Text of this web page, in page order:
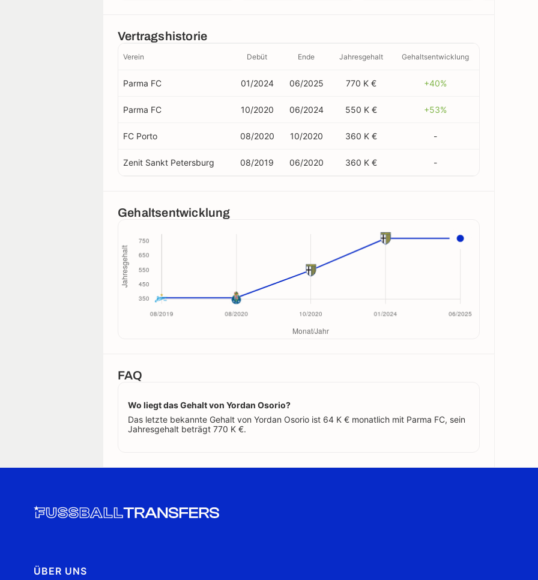
Vertragshistorie
Verein Debüt Ende Jahresgehalt Gehaltsentwicklung
Parma FC 01/2024 06/2025 770 K € +40%
Parma FC 10/2020 06/2024 550 K € +53%
FC Porto 08/2020 10/2020 360 K € -
Zenit Sankt Petersburg 08/2019 06/2020 360 K € -
Gehaltsentwicklung
FAQ
Wo liegt das Gehalt von Yordan Osorio?
Das letzte bekannte Gehalt von Yordan Osorio ist 64 K € monatlich mit Parma FC, sein
Jahresgehalt beträgt 770 K €.
ÜBER UNS